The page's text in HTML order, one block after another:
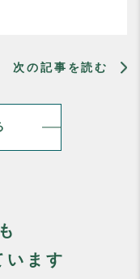
次の記事を読む
います